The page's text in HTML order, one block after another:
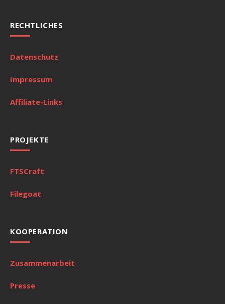
RECHTLICHES
Datenschutz
Impressum
Affiliate-Links
PROJEKTE
FTSCraft
Filegoat
KOOPERATION
Zusammenarbeit
Presse